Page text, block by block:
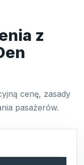
z
cenę, zasady
pasażerów.